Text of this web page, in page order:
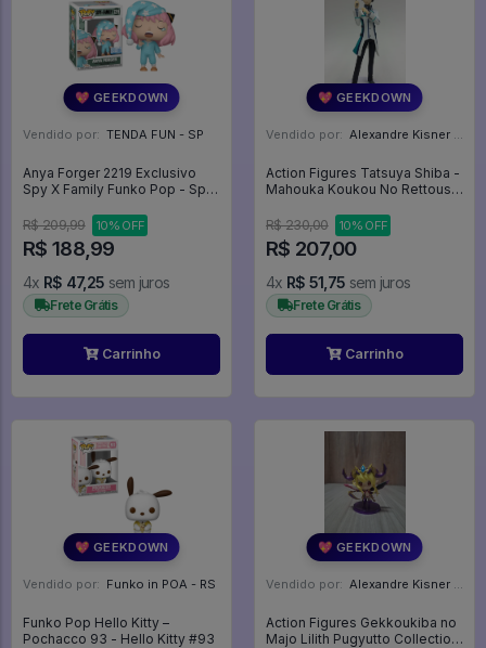
💖 GEEKDOWN
Vendido por: TENDA FUN - SP
Anya Forger 2219 Exclusivo
Spy X Family Funko Pop - Spy
#2219
R$ 209,99 10% OFF
R$ 188,99
4x R$ 47,25 sem juros
Frete Grátis
Carrinho
💖 GEEKDOWN
Vendido por: Alexandre Kisner - PR
Action Figures Tatsuya Shiba -
Mahouka Koukou No Rettousei
School
R$ 230,00 10% OFF
R$ 207,00
4x R$ 51,75 sem juros
Frete Grátis
Carrinho
💖 GEEKDOWN
Vendido por: Funko in POA - RS
Funko Pop Hello Kitty –
Pochacco 93 - Hello Kitty #93
💖 GEEKDOWN
Vendido por: Alexandre Kisner - PR
Action Figures Gekkoukiba no
Majo Lilith Pugyutto Collection